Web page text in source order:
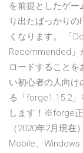
を前提としたゲ
り出たばっかり
くなります。 「
Recommended」
ロードすること
い初心者の人向
る「forge1.15.2
します！※forge正
（2020年2月現
Mobile、